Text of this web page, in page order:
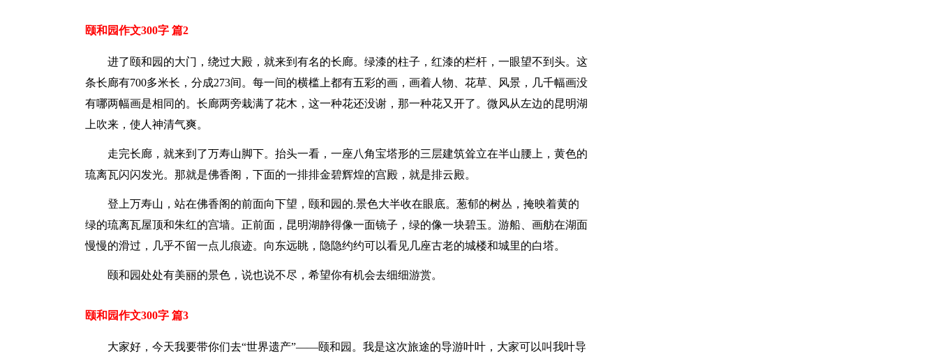
颐和园作文300字 篇2
进了颐和园的大门，绕过大殿，就来到有名的长廊。绿漆的柱子，红漆的栏杆，一眼望不到头。这
条长廊有700多米长，分成273间。每一间的横槛上都有五彩的画，画着人物、花草、风景，几千幅画没
有哪两幅画是相同的。长廊两旁栽满了花木，这一种花还没谢，那一种花又开了。微风从左边的昆明湖
上吹来，使人神清气爽。
走完长廊，就来到了万寿山脚下。抬头一看，一座八角宝塔形的三层建筑耸立在半山腰上，黄色的
琉离瓦闪闪发光。那就是佛香阁，下面的一排排金碧辉煌的宫殿，就是排云殿。
登上万寿山，站在佛香阁的前面向下望，颐和园的.景色大半收在眼底。葱郁的树丛，掩映着黄的
绿的琉离瓦屋顶和朱红的宫墙。正前面，昆明湖静得像一面镜子，绿的像一块碧玉。游船、画舫在湖面
慢慢的滑过，几乎不留一点儿痕迹。向东远眺，隐隐约约可以看见几座古老的城楼和城里的白塔。
颐和园处处有美丽的景色，说也说不尽，希望你有机会去细细游赏。
颐和园作文300字 篇3
大家好，今天我要带你们去“世界遗产”——颐和园。我是这次旅途的导游叶叶，大家可以叫我叶导